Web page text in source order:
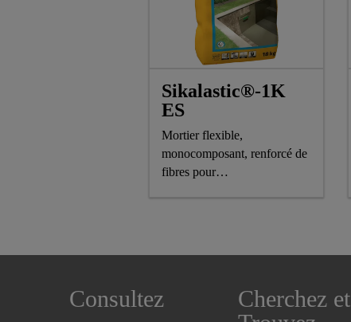
Sikalastic®-1K
ES
Mortier flexible,
monocomposant, renforcé de
fibres pour
Consultez
Cherchez et